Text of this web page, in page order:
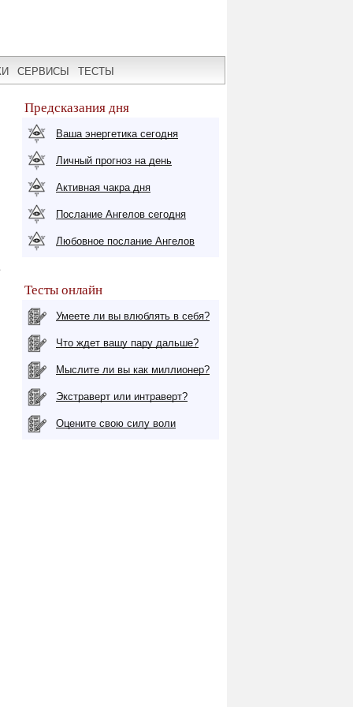
СЕРВИСЫ ТЕСТЫ
Предсказания дня
Ваша энергетика сегодня
Личный прогноз на день
Активная чакра дня
Послание Ангелов сегодня
Любовное послание Ангелов
Тесты онлайн
Умеете ли вы влюблять в себя?
Что ждет вашу пару дальше?
Мыслите ли вы как миллионер?
Экстраверт или интраверт?
Оцените свою силу воли